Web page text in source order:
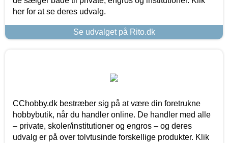
her for at se deres udvalg.
Se udvalget på Rito.dk
CChobby.dk bestræber sig på at være din foretrukne
hobbybutik, når du handler online. De handler med alle
– private, skoler/institutioner og engros – og deres
udvalg er på over tolvtusinde forskellige produkter. Klik